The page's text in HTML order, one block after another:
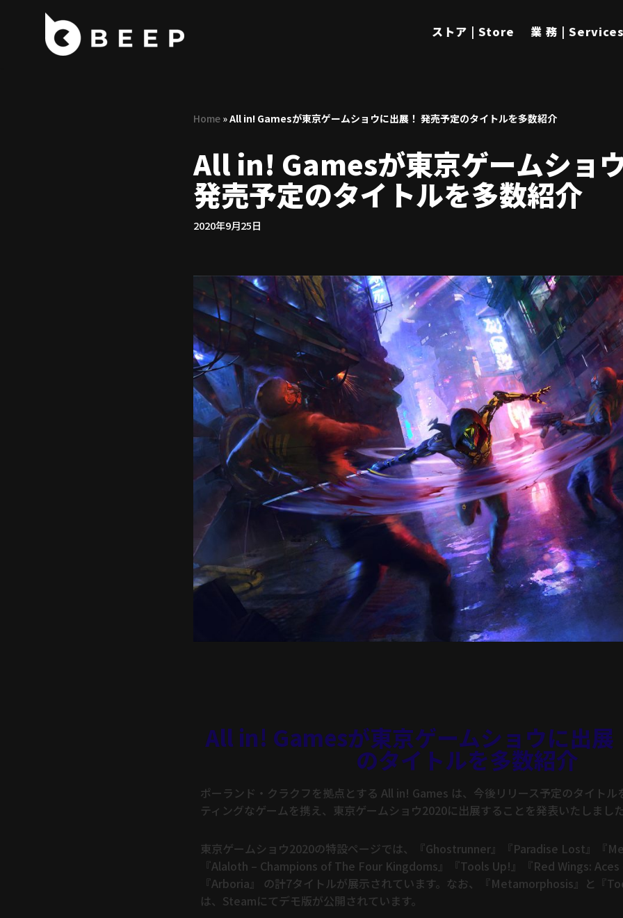
ストア | Store 業 務 | Services
Home»All in! Gamesが東京ゲームショウに出展！ 発売予定のタイトルを多数紹介
All in! Gamesが東京ゲームショ
発売予定のタイトルを多数紹介
2020年9月25日
All in! Gamesが東京ゲームショウに出展
のタイトルを多数紹介
ポーランド・クラクフを拠点とする All in! Games は、今後リリース予定のタイトル
ティングなゲームを携え、東京ゲームショウ2020に出展することを発表いたしました
東京ゲームショウ2020の特設ページでは、『Ghostrunner』『Paradise Lost』『
『Alaloth – Champions of The Four Kingdoms』『Tools Up!』『Red Wings: Aces
『Arboria』 の計7タイトルが展示されています。なお、『Metamorphosis』と『
は、Steamにてデモ版が公開されています。